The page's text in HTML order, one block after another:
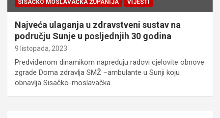
SISAČKO MOSLAVAČKA ŽUPANIJA VIJESTI
Najveća ulaganja u zdravstveni sustav na
području Sunje u posljednjih 30 godina
9 listopada, 2023
Predviđenom dinamikom napreduju radovi cjelovite obnove
zgrade Doma zdravlja SMŽ –ambulante u Sunji koju
obnavlja Sisačko-moslavačka…